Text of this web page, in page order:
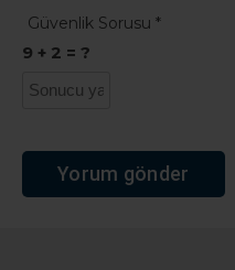
Güvenlik Sorusu *
9 + 2 = ?